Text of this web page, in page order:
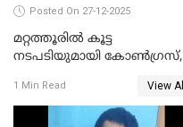
Posted On 27-12-2025
മറ്റത്തൂരിൽ കൂട്ട
നടപടിയുമായി കോണ്‍ഗ്രസ്,
എട്ട് പേര്‍ ഉള്‍പ്പെടെ
പത്തുപേരെ പുറത്താക്കി,
1 Min Read View All